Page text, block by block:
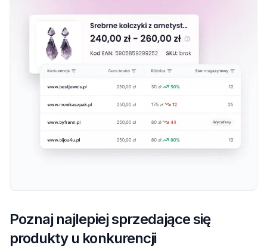
Poznaj najlepiej sprzedające się
produkty u konkurencji